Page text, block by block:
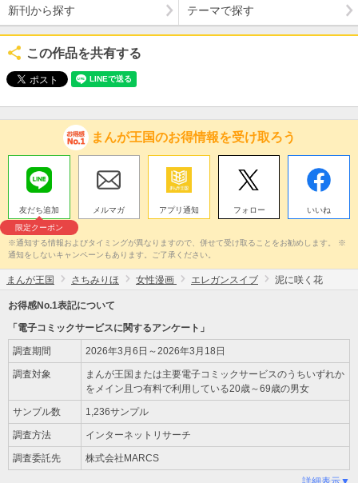
新刊から探す テーマで探す
この作品を共有する
まんが王国のお得情報を受け取ろう
友だち追加
限定クーポン
メルマガ アプリ通知 フォロー いいね
※通知する情報およびタイミングが異なりますので、併せて受け取ることをお勧めします。 ※
通知をしないキャンペーンもあります。ご了承ください。
まんが王国 さちみりほ 女性漫画 エレガンスイブ 泥に咲く花
お得感No.1表記について
「電子コミックサービスに関するアンケート」
調査期間 2026年3月6日～2026年3月18日
調査対象
まんが王国または主要電子コミックサービスのうちいずれか
をメイン且つ有料で利用している20歳～69歳の男女
サンプル数 1,236サンプル
調査方法 インターネットリサーチ
調査委託先 株式会社MARCS